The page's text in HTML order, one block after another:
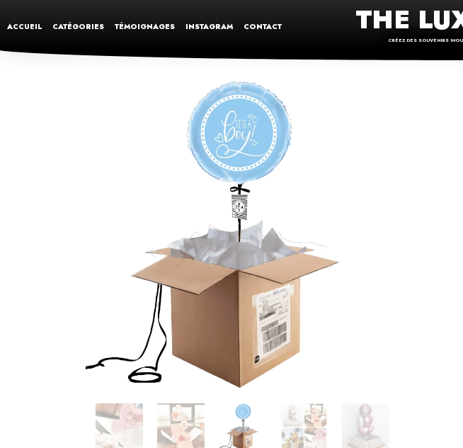
ACCUEIL CATÉGORIES TÉMOIGNAGES INSTAGRAM CONTACT THE
CRÉEZ DES SOUVENIRS